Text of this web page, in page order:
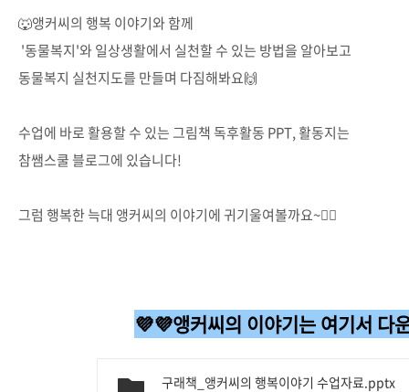
🐺앵커씨의 행복 이야기와 함께
'동물복지'와 일상생활에서 실천할 수 있는 방법을 알아보고
동물복지 실천지도를 만들며 다짐해봐요🙌
수업에 바로 활용할 수 있는 그림책 독후활동 PPT, 활동지는
참쌤스쿨 블로그에 있습니다!
그럼 행복한 늑대 앵커씨의 이야기에 귀기울여볼까요~🙋‍♂
💜💜앵커씨의 이야기는 여기서 다
구래책_앵커씨의 행복이야기 수업자료.pptx